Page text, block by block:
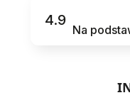
4.9
Na